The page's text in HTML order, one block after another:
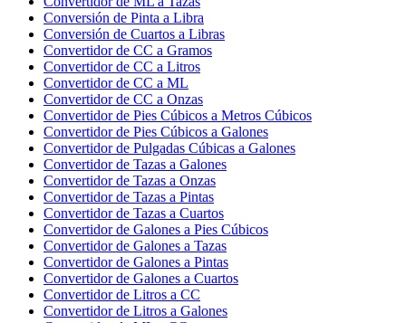
Conversión de Pinta a Libra
Conversión de Cuartos a Libras
Convertidor de CC a Gramos
Convertidor de CC a Litros
Convertidor de CC a ML
Convertidor de CC a Onzas
Convertidor de Pies Cúbicos a Metros Cúbicos
Convertidor de Pies Cúbicos a Galones
Convertidor de Pulgadas Cúbicas a Galones
Convertidor de Tazas a Galones
Convertidor de Tazas a Onzas
Convertidor de Tazas a Pintas
Convertidor de Tazas a Cuartos
Convertidor de Galones a Pies Cúbicos
Convertidor de Galones a Tazas
Convertidor de Galones a Pintas
Convertidor de Galones a Cuartos
Convertidor de Litros a CC
Convertidor de Litros a Galones